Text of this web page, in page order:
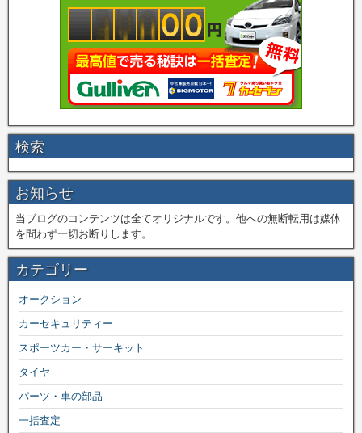
検索
お知らせ
当ブログのコンテンツは全てオリジナルです。他への無断転用は媒体
を問わず一切お断りします。
カテゴリー
オークション
カーセキュリティー
スポーツカー・サーキット
タイヤ
パーツ・車の部品
一括査定